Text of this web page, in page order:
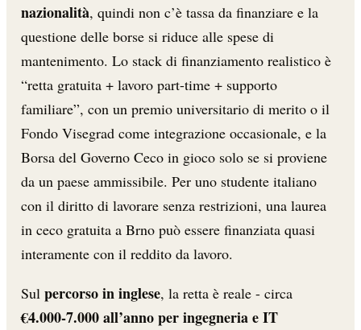
nazionalità, quindi non c’è tassa da finanziare e la
questione delle borse si riduce alle spese di
mantenimento. Lo stack di finanziamento realistico è
“retta gratuita + lavoro part-time + supporto
familiare”, con un premio universitario di merito o il
Fondo Visegrad come integrazione occasionale, e la
Borsa del Governo Ceco in gioco solo se si proviene
da un paese ammissibile. Per uno studente italiano
con il diritto di lavorare senza restrizioni, una laurea
in ceco gratuita a Brno può essere finanziata quasi
interamente con il reddito da lavoro.
Sul percorso in inglese, la retta è reale - circa
€4.000-7.000 all’anno per ingegneria e IT